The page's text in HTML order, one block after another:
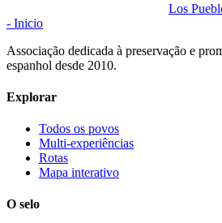
Los
- Inicio
Associação dedicada à preservação e
espanhol desde 2010.
Explorar
Todos os povos
Multi-experiências
Rotas
Mapa interativo
O selo